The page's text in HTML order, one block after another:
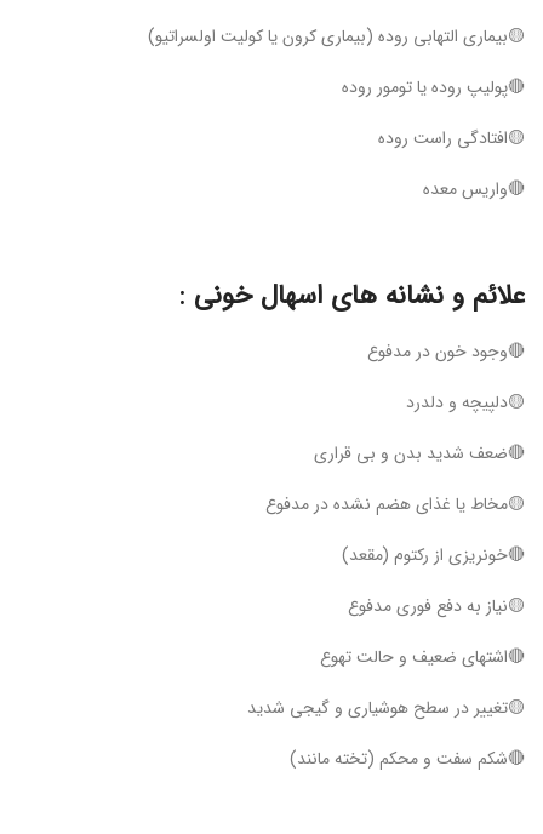
🟡بیماری التهابی روده (بیماری کرون یا کولیت اولسراتیو)
🔴پولیپ روده یا تومور روده
🟡افتادگی راست روده
🔴واریس معده
علائم و نشانه های اسهال خونی :
🔴وجود خون در مدفوع
🟡دلپیچه و دلدرد
🔴ضعف شدید بدن و بی قراری
🟡مخاط یا غذای هضم نشده در مدفوع
🔴خونریزی از رکتوم (مقعد)
🟡نیاز به دفع فوری مدفوع
🔴اشتهای ضعیف و حالت تهوع
🟡تغییر در سطح هوشیاری و گیجی شدید
🔴شکم سفت و محکم (تخته مانند)